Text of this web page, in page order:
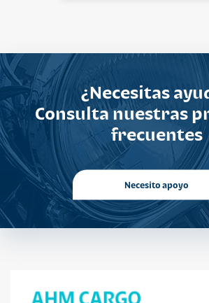
¿Necesitas
Consulta nuestras
frecuentes
Necesito apoyo